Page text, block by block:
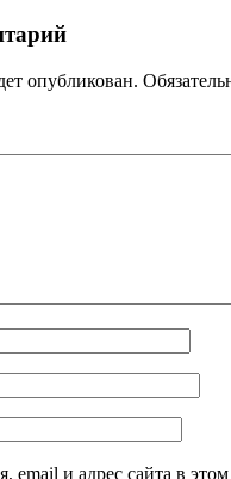
опубликован.
email и адрес сайта в этом